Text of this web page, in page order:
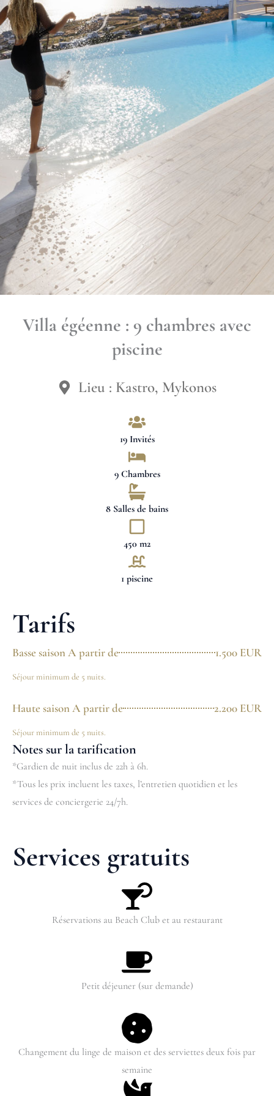
Villa égéenne : 9 chambres avec
piscine
Lieu : Kastro, Mykonos
19 Invités
9 Chambres
8 Salles de bains
450 m2
1 piscine
Tarifs
Basse saison A partir de 1.500 EUR
Séjour minimum de 5 nuits.
Haute saison A partir de 2.200 EUR
Séjour minimum de 5 nuits.
Notes sur la tarification
*Gardien de nuit inclus de 22h à 6h.
*Tous les prix incluent les taxes, l’entretien quotidien et les
services de conciergerie 24/7h.
Services gratuits
Réservations au Beach Club et au restaurant
Petit déjeuner (sur demande)
Changement du linge de maison et des serviettes deux fois par
semaine